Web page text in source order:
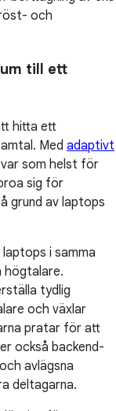
och
till ett
hitta ett
Med adaptivt
som helst för
sig för
grund av laptops
i samma
högtalare.
tydlig
och växlar
pratar för att
också backend-
avlägsna
deltagarna.